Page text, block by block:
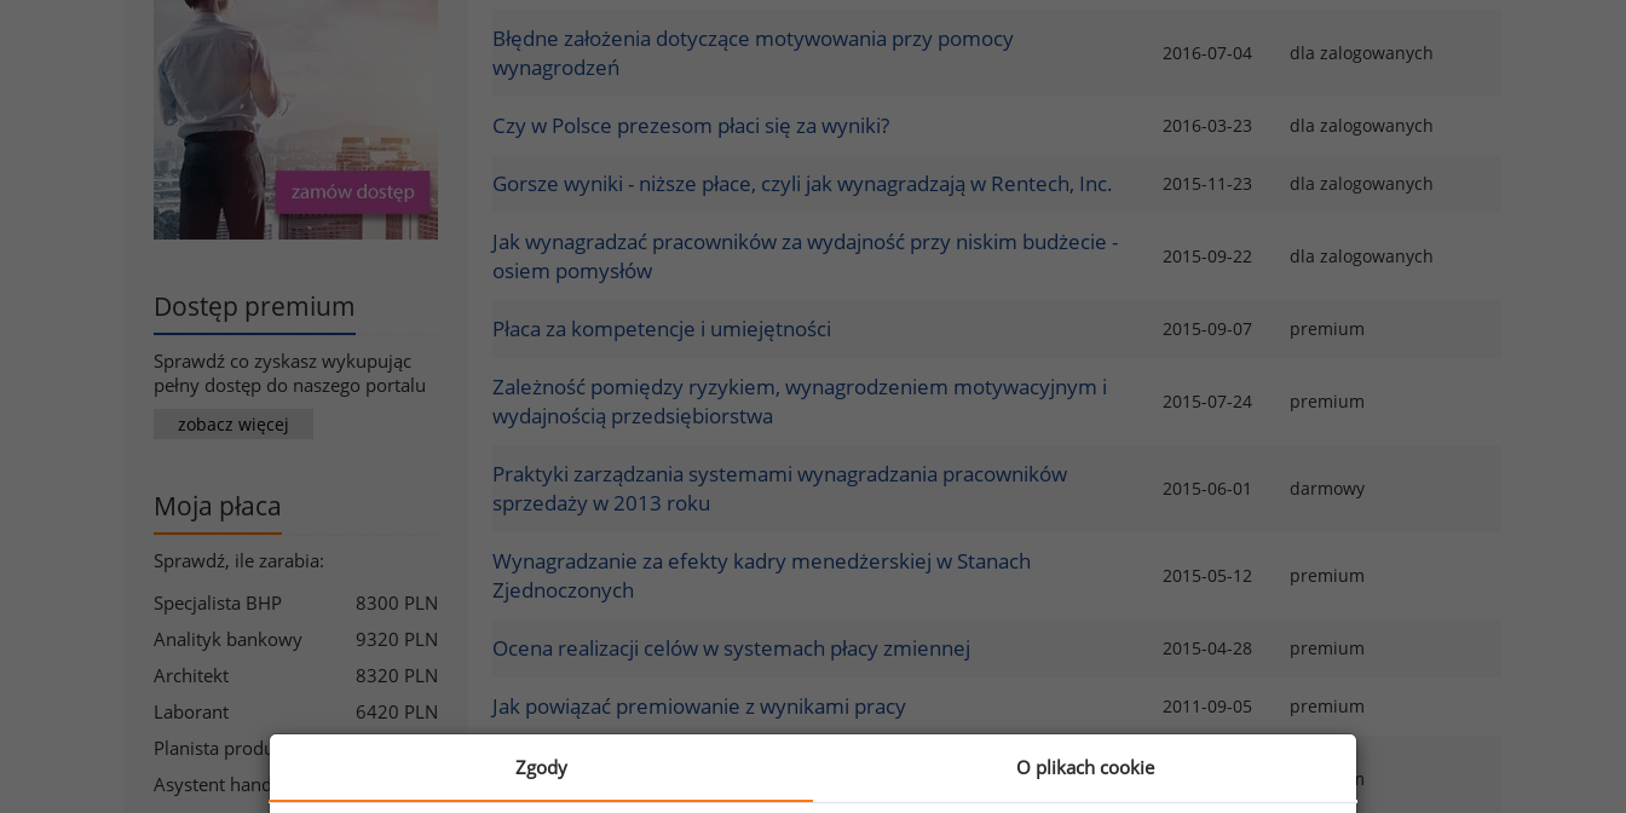
Dostęp premium
Sprawdź co zyskasz wykupując
pełny dostęp do naszego portalu
zobacz więcej
Moja płaca
Sprawdź, ile zarabia:
Specjalista BHP
8300 PLN
Analityk bankowy
9320 PLN
Architekt
8320 PLN
Laborant
6420 PLN
Planista produkcyjny
Asystent handlowy
Błędne założenia dotyczące motywowania przy pomocy
wynagrodzeń
2016-07-04 dla zalogowanych
Czy w Polsce prezesom płaci się za wyniki? 2016-03-23 dla zalogowanych
Gorsze wyniki - niższe płace, czyli jak wynagradzają w Rentech, Inc. 2015-11-23 dla zalogowanych
Jak wynagradzać pracowników za wydajność przy niskim budżecie -
osiem pomysłów
2015-09-22 dla zalogowanych
Płaca za kompetencje i umiejętności 2015-09-07 premium
Zależność pomiędzy ryzykiem, wynagrodzeniem motywacyjnym i
wydajnością przedsiębiorstwa
2015-07-24 premium
Praktyki zarządzania systemami wynagradzania pracowników
sprzedaży w 2013 roku
2015-06-01 darmowy
Wynagradzanie za efekty kadry menedżerskiej w Stanach
Zjednoczonych
2015-05-12 premium
Ocena realizacji celów w systemach płacy zmiennej 2015-04-28 premium
Jak powiązać premiowanie z wynikami pracy 2011-09-05 premium
Problemy związane z wdrażaniem oraz funkcjonowaniem systemu
wynagrodzeń za wyniki - część I
premium
Zgody O plikach cookie